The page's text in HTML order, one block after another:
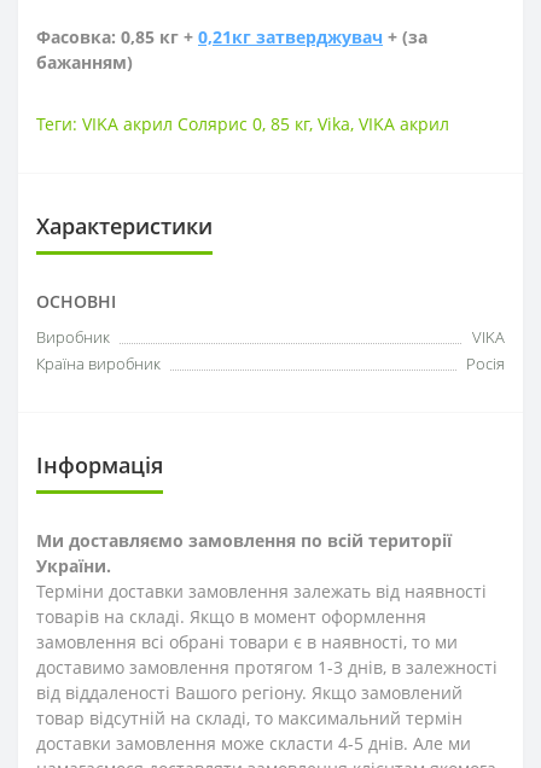
Фасовка: 0,85 кг + 0,21кг затверджувач + (за
бажанням)
Теги: VIKA акрил Солярис 0, 85 кг, Vika, VIKA акрил
Характеристики
ОСНОВНІ
Виробник
VIKA
Країна виробник
Росія
Інформація
Ми доставляємо замовлення по всій території
України.
Терміни доставки замовлення залежать від наявності
товарів на складі. Якщо в момент оформлення
замовлення всі обрані товари є в наявності, то ми
доставимо замовлення протягом 1-3 днів, в залежності
від віддаленості Вашого регіону. Якщо замовлений
товар відсутній на складі, то максимальний термін
доставки замовлення може скласти 4-5 днів. Але ми